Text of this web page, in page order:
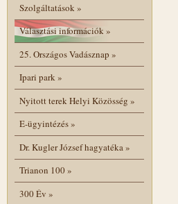
Szolgáltatások»
Választási információk»
25. Országos Vadásznap »
Ipari park»
Nyitott terek Helyi Közösség »
E-ügyintézés»
Dr. Kugler József hagyatéka»
Trianon 100»
300 Év »